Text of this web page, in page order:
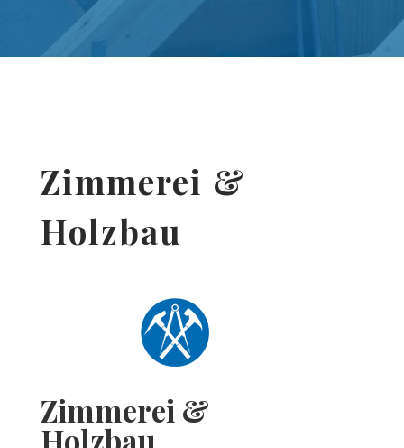
Zimmerei &
Holzbau
Zimmerei &
Holzbau